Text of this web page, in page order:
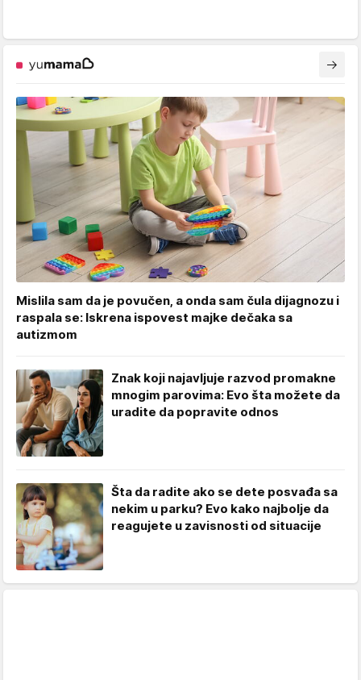
Mislila sam da je povučen, a onda sam čula dijagnozu i
raspala se: Iskrena ispovest majke dečaka sa
autizmom
Znak koji najavljuje razvod promakne
mnogim parovima: Evo šta možete da
uradite da popravite odnos
Šta da radite ako se dete posvađa sa
nekim u parku? Evo kako najbolje da
reagujete u zavisnosti od situacije